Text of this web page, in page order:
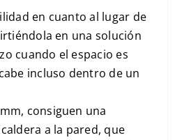
en cuanto al lugar de
en una solución
cuando el espacio es
incluso dentro de un
consiguen una
a la pared, que